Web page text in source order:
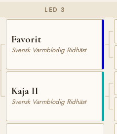
LED 3
Favorit
Svensk Varmblodig Ridhäst
Kaja II
Svensk Varmblodig Ridhäst